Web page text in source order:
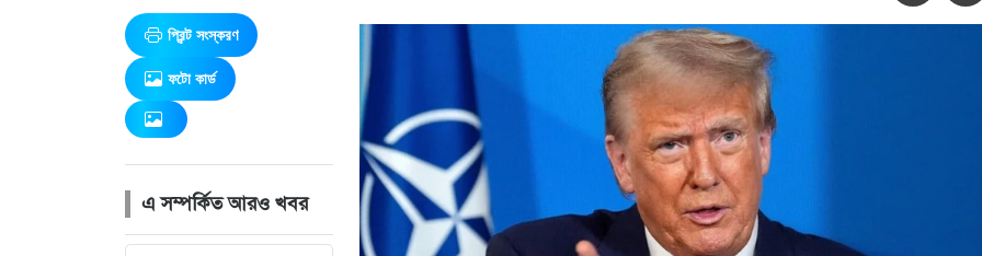
প্রিন্ট সংস্করণ
ফটো কার্ড
এ সম্পর্কিত আরও খবর